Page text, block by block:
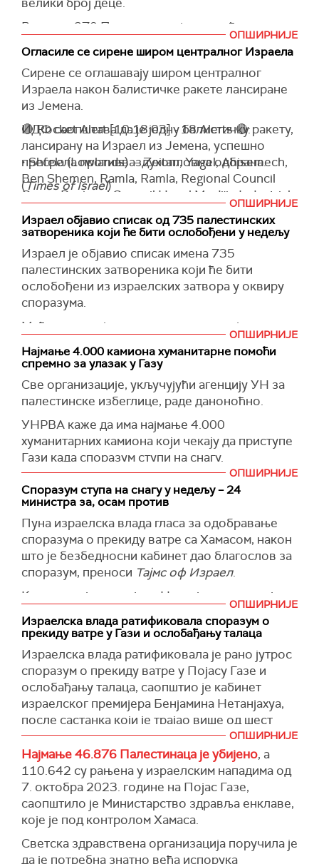
Више од 270 Палестинаца је повређено.
Напади се и даље интензивно настављају,
преноси
(Al Jazeera)
ОПШИРНИЈЕ
Огласиле се сирене широм централног Израела
Сирене се оглашавају широм централног
Израела након балистичке ракете лансиране
из Јемена.
ИДФ саопштава да је једну балистичку ракету,
лансирану на Израел из Јемена, успешно
пресрела противваздухопловна одбрана.
(Times of Israel)
🔴 Rocket Alert [10:18:03] - 18 Alerts 🔴:
• Shfela (Lowlands) — Zeitan, Yagel, Ahisemech,
Ben Shemen, Ramla, Ramla, Regional Council
Gezer, Regional Council Hevel Modi'in Industrial
Park, Ginaton, Nesher Industrial Zone (Ramla),
Achiezer, Be'er Yacov, Kfar Chabad, Lod, Ben…
pic.twitter.com/HzpplosvyP
— ILRedAlert (@ILRedAlert)January 18, 2025
ОПШИРНИЈЕ
Израел објавио списак од 735 палестинских
затвореника који ће бити ослобођени у недељу
Израел је објавио списак имена 735
палестинских затвореника који ће бити
ослобођени из израелских затвора у оквиру
споразума.
Међу познатијим именима на списку је
Закарија Зубеиди, бивши командант
Фатахових бригада, пренео јеЈерусалем пост
На списку је и Махмуд Атала, који служи
доживотну казну за убиство Палестинке која
Министарство је навело да први затвореници
неће бити ослобођени пре 16 сати по
локалном времену у недељу.
(Tanjug)
ОПШИРНИЈЕ
Најмање 4.000 камиона хуманитарне помоћи
спремно за улазак у Газу
Све организације, укључујући агенцију УН за
палестинске избеглице, раде даноноћно.
УНРВА каже да има најмање 4.000
хуманитарних камиона који чекају да приступе
Гази када споразум ступи на снагу.
ОПШИРНИЈЕ
Споразум ступа на снагу у недељу – 24
министра за, осам против
Пуна израелска влада гласа за одобравање
споразума о прекиду ватре са Хамасом, након
што је безбедносни кабинет дао благослов за
споразум, преноси Тајмс оф Израел.
Канцеларија премијера Нетанјахуа издала је
саопштење у којем потврђује да је влада
одобрила споразум, како преносе локални
медији 24 министра гласала су за, а осам
против.
У саопштењу се додаје да ће споразум ступити
на снагу у недељу, када треба да буду
ослобођена прва три израелска
таоца. Тридесет три таоца треба да буду
ослобођена у првој, 42-дневној фази
споразума.
(Times of Israel)
ОПШИРНИЈЕ
Израелска влада ратификовала споразум о
прекиду ватре у Гази и ослобађању талаца
Израелска влада ратификовала је рано јутрос
споразум о прекиду ватре у Појасу Газе и
ослобађању талаца, саопштио је кабинет
израелског премијера Бенјамина Нетанјахуа,
после састанка који је трајао више од шест
сати.
Према споразуму, којем се жестоко противе
поједини министри крајње деснице у влади,
шестонедељни прекид ватре требало би да
ступи на снагу сутра, када ће бити обављена
прва у низу размена талаца које држи Хамас,
за палестинске затворенике у израелским
затворима, пренео јеТајмс оф Израел
ОПШИРНИЈЕ
Најмање 46.876 Палестинаца је убијено, а
110.642 су рањена у израелским нападима од
7. октобра 2023. године на Појас Газе,
саопштило је Министарство здравља енклаве,
које је под контролом Хамаса.
Светска здравствена организација поручила је
да је потребна знатно већа испорука